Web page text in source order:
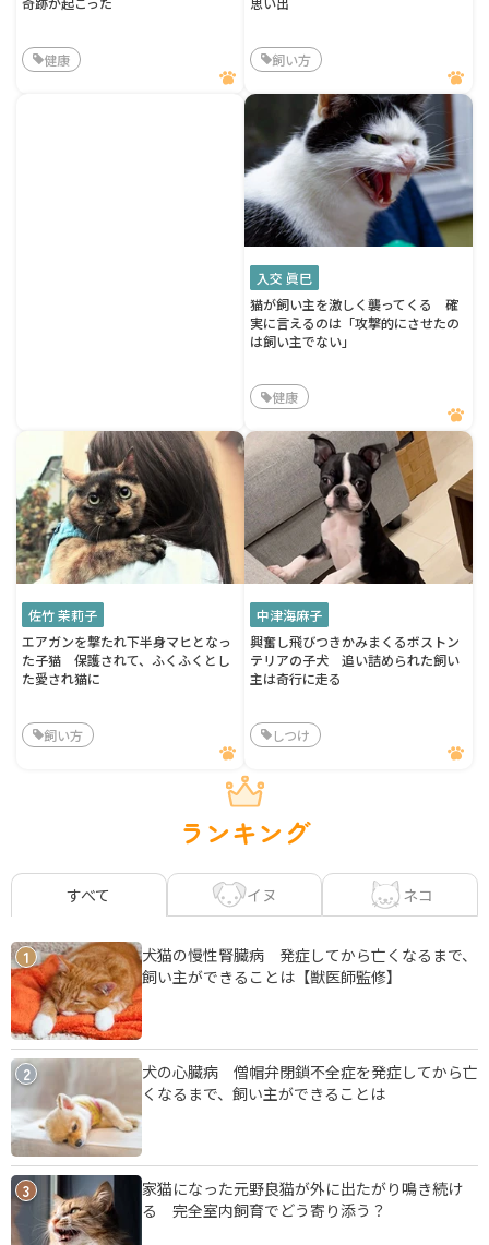
健康 飼い方
入交 眞巳
猫が飼い主を激しく襲ってくる 確
実に言えるのは「攻撃的にさせたの
は飼い主でない」
健康
佐竹 茉莉子
エアガンを撃たれ下半身マヒとなっ
た子猫 保護されて、ふくふくとし
た愛され猫に
飼い方
中津海麻子
興奮し飛びつきかみまくるボストン
テリアの子犬 追い詰められた飼い
主は奇行に走る
しつけ
ランキング
すべて イヌ ネコ
1
犬猫の慢性腎臓病 発症してから亡くなるまで、
飼い主ができることは【獣医師監修】
2
犬の心臓病 僧帽弁閉鎖不全症を発症してから亡
くなるまで、飼い主ができることは
3
家猫になった元野良猫が外に出たがり鳴き続け
る 完全室内飼育でどう寄り添う？